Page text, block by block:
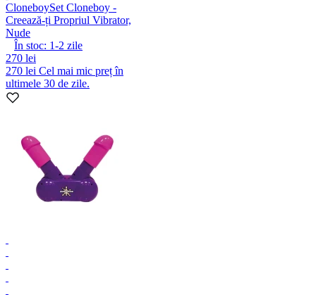
CloneboySet Cloneboy -
Creează-ți Propriul Vibrator,
Nude
În stoc: 1-2 zile
270 lei
270 lei Cel mai mic preț în
ultimele 30 de zile.